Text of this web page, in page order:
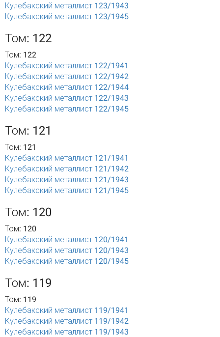
Кулебакский металлист 123/1943
Кулебакский металлист 123/1945
Том: 122
Том: 122
Кулебакский металлист 122/1941
Кулебакский металлист 122/1942
Кулебакский металлист 122/1944
Кулебакский металлист 122/1943
Кулебакский металлист 122/1945
Том: 121
Том: 121
Кулебакский металлист 121/1941
Кулебакский металлист 121/1942
Кулебакский металлист 121/1943
Кулебакский металлист 121/1945
Том: 120
Том: 120
Кулебакский металлист 120/1941
Кулебакский металлист 120/1943
Кулебакский металлист 120/1945
Том: 119
Том: 119
Кулебакский металлист 119/1941
Кулебакский металлист 119/1942
Кулебакский металлист 119/1943